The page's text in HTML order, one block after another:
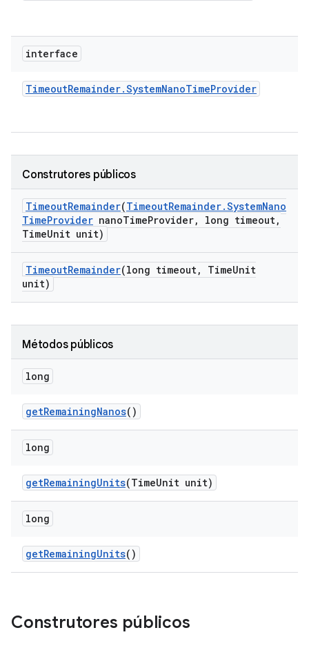
interface
TimeoutRemainder.SystemNanoTimeProvider
Construtores públicos
TimeoutRemainder(TimeoutRemainder.SystemNano
TimeProvider nanoTimeProvider, long timeout,
TimeUnit unit)
TimeoutRemainder(long timeout, TimeUnit
unit)
Métodos públicos
long
getRemainingNanos()
long
getRemainingUnits(TimeUnit unit)
long
getRemainingUnits()
Construtores públicos